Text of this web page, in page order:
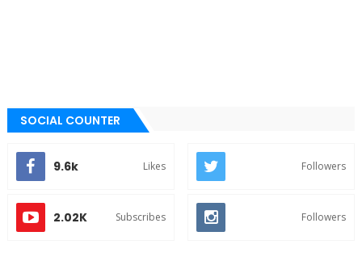
SOCIAL COUNTER
9.6k Likes Followers
2.02K Subscribes Followers